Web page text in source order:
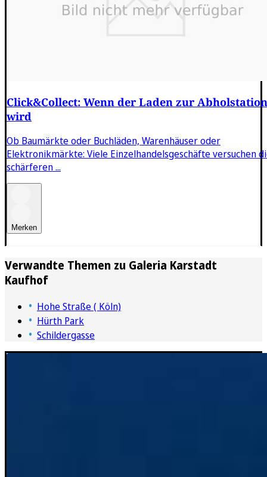
Click&Collect: Wenn der Laden zur Abholstation
wird
Ob Baumärkte oder Buchläden, Warenhäuser oder
Elektronikmärkte: Viele Einzelhandelsgeschäfte versuchen
schärferen ...
Merken
Verwandte Themen zu Galeria Karstadt
Kaufhof
Hohe Straße ( Köln)
Hürth Park
Schildergasse